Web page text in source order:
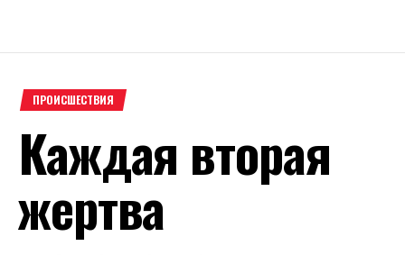
ПРОИСШЕСТВИЯ
Каждая вторая
жертва